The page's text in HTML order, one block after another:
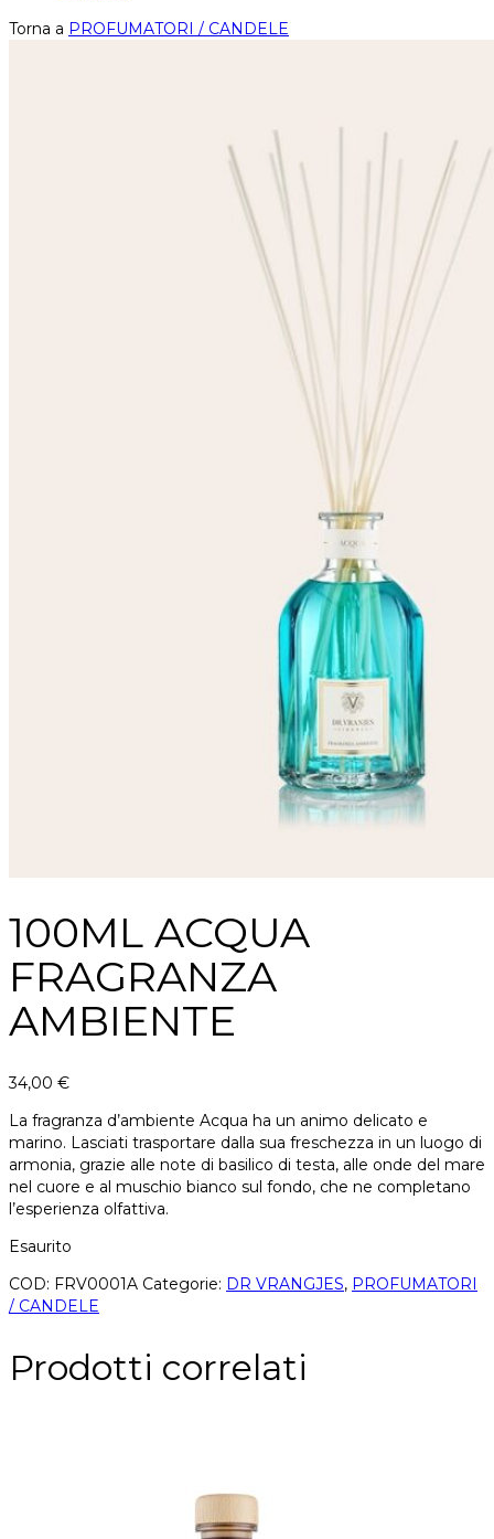
Torna a PROFUMATORI / CANDELE
100ML ACQUA
FRAGRANZA
AMBIENTE
34,00 €
La fragranza d’ambiente Acqua ha un animo delicato e
marino. Lasciati trasportare dalla sua freschezza in un luogo di
armonia, grazie alle note di basilico di testa, alle onde del mare
nel cuore e al muschio bianco sul fondo, che ne completano
l’esperienza olfattiva.
Esaurito
COD: FRV0001A Categorie: DR VRANGJES, PROFUMATORI
/ CANDELE
Prodotti correlati